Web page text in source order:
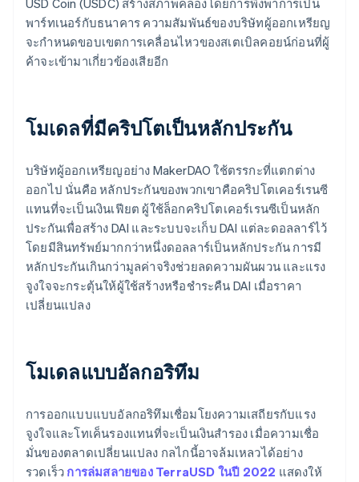
USD Coin (USDC) สร้างสภาพคล่องโดยการพึ่งพาการเป็น
พาร์ทเนอร์กับธนาคาร ความสัมพันธ์ของบริษัทผู้ออกเหรียญ
จะกำหนดขอบเขตการเคลื่อนไหวของสเตเบิลคอยน์ก่อนที่ผู้
ค้าจะเข้ามาเกี่ยวข้องเสียอีก
โมเดลที่มีคริปโตเป็นหลักประกัน
บริษัทผู้ออกเหรียญอย่าง MakerDAO ใช้ตรรกะที่แตกต่าง
ออกไป นั่นคือ หลักประกันของพวกเขาคือคริปโตเคอร์เรนซี
แทนที่จะเป็นเงินเฟียต ผู้ใช้ล็อกคริปโตเคอร์เรนซีเป็นหลัก
ประกันเพื่อสร้าง DAI และระบบจะเก็บ DAI แต่ละดอลลาร์ไว้
โดยมีสินทรัพย์มากกว่าหนึ่งดอลลาร์เป็นหลักประกัน การมี
หลักประกันเกินกว่ามูลค่าจริงช่วยลดความผันผวน และแรง
จูงใจจะกระตุ้นให้ผู้ใช้สร้างหรือชำระคืน DAI เมื่อราคา
เปลี่ยนแปลง
โมเดลแบบอัลกอริทึม
การออกแบบแบบอัลกอริทึมเชื่อมโยงความเสถียรกับแรง
จูงใจและโทเค็นรองแทนที่จะเป็นเงินสำรอง เมื่อความเชื่อ
มั่นของตลาดเปลี่ยนแปลง กลไกนี้อาจล้มเหลวได้อย่าง
รวดเร็ว การล่มสลายของ TerraUSD ในปี 2022 แสดงให้